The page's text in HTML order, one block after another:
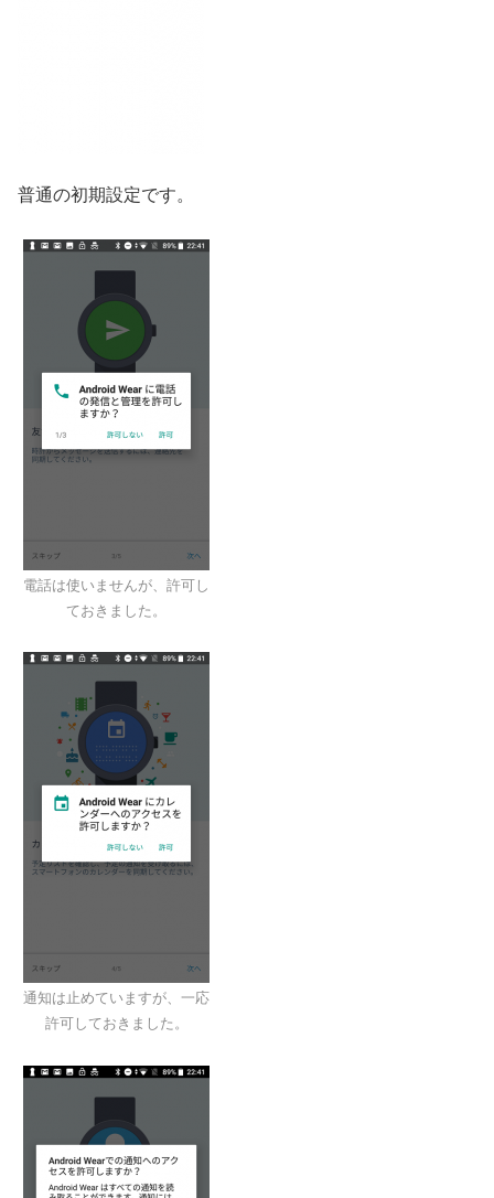
普通の初期設定です。
電話は使いませんが、許可し
ておきました。
通知は止めていますが、一応
許可しておきました。